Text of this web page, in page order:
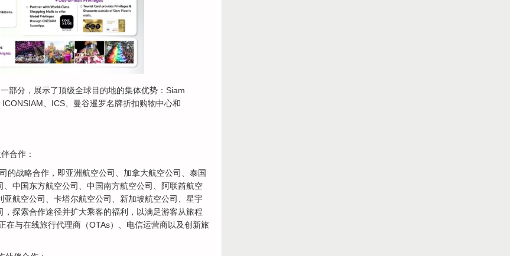
部分，展示了顶级全球目的地的集体优势：Siam
、ICS、曼谷暹罗名牌折扣购物中心和
合作：
的战略合作，即亚洲航空公司、加拿大航空公司、泰国
中国东方航空公司、中国南方航空公司、阿联酋航空
航空公司、卡塔尔航空公司、新加坡航空公司、星宇
探索合作途径并扩大乘客的福利，以满足游客从旅程
在与在线旅行代理商（OTAs）、电信运营商以及创新旅